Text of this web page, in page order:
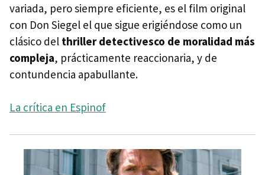
variada, pero siempre eficiente, es el film original
con Don Siegel el que sigue erigiéndose como un
clásico del thriller detectivesco de moralidad más
compleja, prácticamente reaccionaria, y de
contundencia apabullante.
La crítica en Espinof